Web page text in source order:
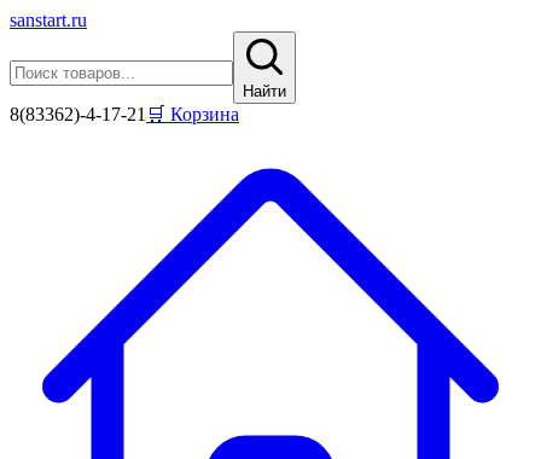
sanstart.ru
Найти
8(83362)-4-17-21 🛒 Корзина